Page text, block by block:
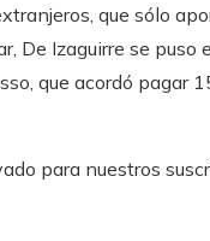
que sólo
De Izaguirre se
que acordó pagar
para nuestros